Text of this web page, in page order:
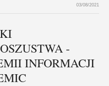
03/08/2021
-
INFORMACJI